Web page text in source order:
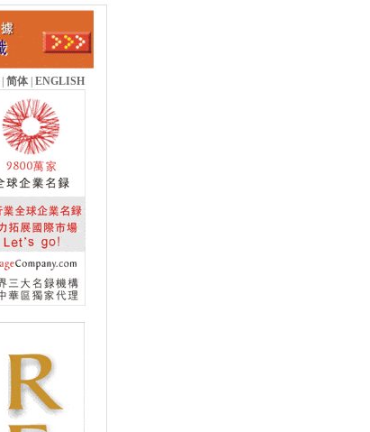
简体 ENGLISH